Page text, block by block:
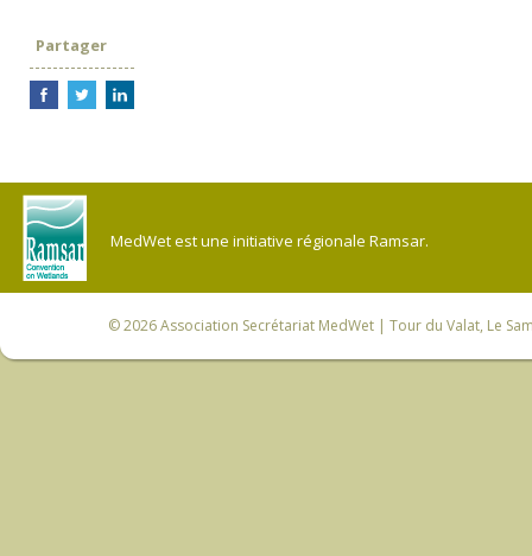
Partager
MedWet est une initiative régionale Ramsar.
© 2026Association Secrétariat MedWet | Tour du Valat, Le